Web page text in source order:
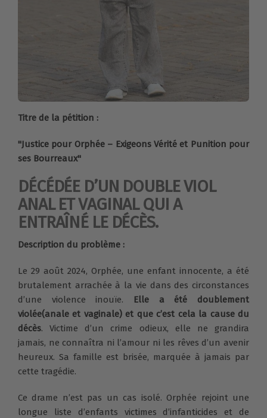
Titre de la pétition :
"Justice pour Orphée – Exigeons Vérité et Punition pour
ses Bourreaux"
DÉCÉDÉE D’UN DOUBLE VIOL
ANAL ET VAGINAL QUI A
ENTRAÎNÉ LE DÉCÈS.
Description du problème :
Le 29 août 2024, Orphée, une enfant innocente, a été
brutalement arrachée à la vie dans des circonstances
d’une violence inouïe. Elle a été doublement
violée(anale et vaginale) et que c’est cela la cause du
décès. Victime d’un crime odieux, elle ne grandira
jamais, ne connaîtra ni l’amour ni les rêves d’un avenir
heureux. Sa famille est brisée, marquée à jamais par
cette tragédie.
Ce drame n’est pas un cas isolé. Orphée rejoint une
longue liste d’enfants victimes d’infanticides et de